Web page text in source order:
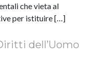
che vieta al
per istituire […]
dell’Uomo